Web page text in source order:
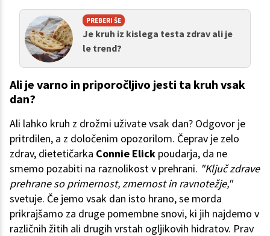
PREBERI ŠE
Je kruh iz kislega testa zdrav ali je
le trend?
Ali je varno in priporočljivo jesti ta kruh vsak
dan?
Ali lahko kruh z drožmi uživate vsak dan? Odgovor je
pritrdilen, a z določenim opozorilom. Čeprav je zelo
zdrav, dietetičarka Connie Elick poudarja, da ne
smemo pozabiti na raznolikost v prehrani. "Ključ zdrave
prehrane so primernost, zmernost in ravnotežje,"
svetuje. Če jemo vsak dan isto hrano, se morda
prikrajšamo za druge pomembne snovi, ki jih najdemo v
različnih žitih ali drugih vrstah ogljikovih hidratov. Prav